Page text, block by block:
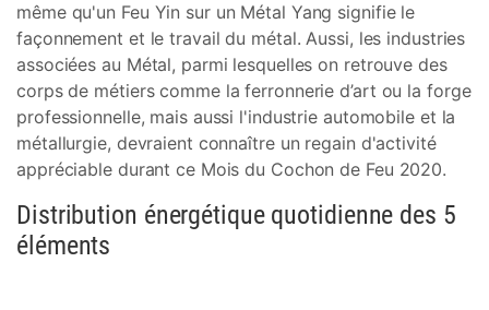
même qu'un Feu Yin sur un Métal Yang signifie le
façonnement et le travail du métal. Aussi, les industries
associées au Métal, parmi lesquelles on retrouve des
corps de métiers comme la ferronnerie d’art ou la forge
professionnelle, mais aussi l'industrie automobile et la
métallurgie, devraient connaître un regain d'activité
appréciable durant ce Mois du Cochon de Feu 2020.
Distribution énergétique quotidienne des 5
éléments